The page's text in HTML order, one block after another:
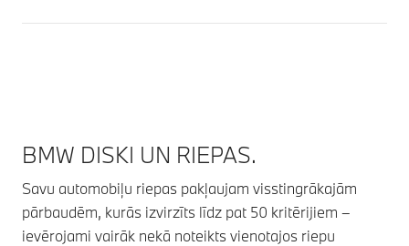
BMW DISKI UN RIEPAS.
Savu automobiļu riepas pakļaujam visstingrākajām
pārbaudēm, kurās izvirzīts līdz pat 50 kritērijiem –
ievērojami vairāk nekā noteikts vienotajos riepu